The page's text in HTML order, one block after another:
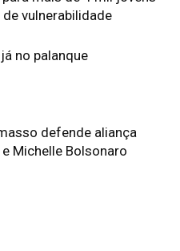
vulnerabilidade
no palanque
defende aliança
Michelle Bolsonaro